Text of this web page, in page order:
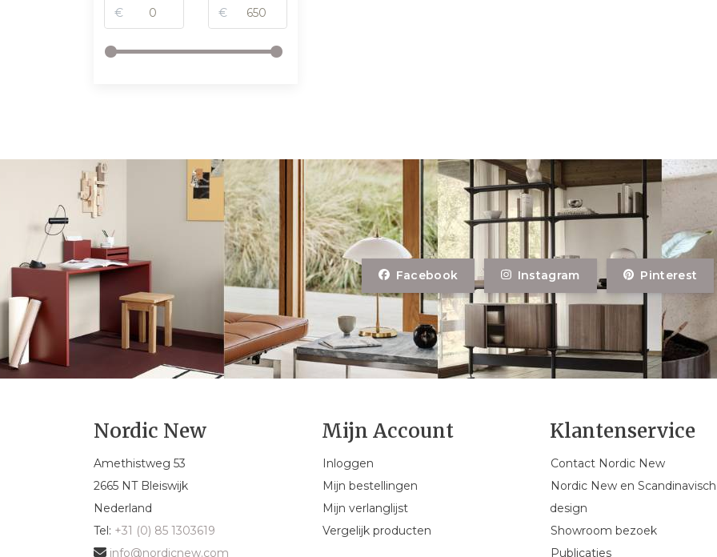
€ €
Facebook Instagram Pinterest
Nordic New
Amethistweg 53
2665 NT Bleiswijk
Nederland
Tel: +31 (0) 85 1303619
info@nordicnew.com
Mijn Account
Inloggen
Mijn bestellingen
Mijn verlanglijst
Vergelijk producten
Klantenservice
Contact Nordic New
Nordic New en Scandinavisch
design
Showroom bezoek
Publicaties